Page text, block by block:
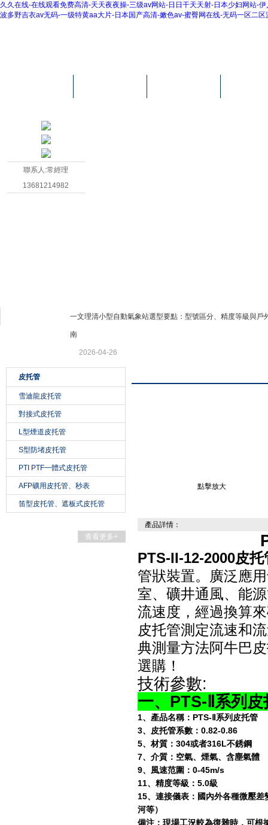
久久在线-在线观看免费高清-天天夜夜操-三级av网站-日日干天天射-日本少妇网站-
波多野吉衣av无码-一级特黄aa大片-日本国产高清-嫩色av-蜜臀网在线-无码一区二
北京北拓儀器設備有限公司
一文理清小型自動氣象站選型要點：型號區分、精度等級與戶
南
2026-04-26
皮托管
雪迪龍皮托管
對接式皮托管
L型煙道皮托管
S型防堵皮托管
PTI PTF一體式皮托管
AFP礦用皮托管、秒表
笛型皮托管、遮板式皮托管
查看更多+
點擊放大
產品詳情：
PTS-II-12-2000皮托
管狀裝置。廣泛應
室、礦井通風、能
流速度，經過換算
皮托管測定流速和
典測量方法阿牛巴
選購！
技術參數:
一、 PTS- 系列
1、產品名稱： PTS-Ⅱ系列皮托管
3、皮托管系數： 0.82-0.86
5、材質： 304或者316L不銹鋼
7、介質： 空氣、煙氣、含塵氣體
9、風速范圍： 0-45m/s
11、精度等級： 5.0級
15、連接儀表： 國內外各種微壓
河等）
備注：現場工況較為復雜時，可根
聯系人:常經理
13681214982